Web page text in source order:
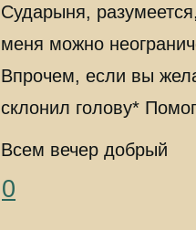
Сударыня,
меня можно
Впрочем, если вы
склонил голову*
Всем вечер добрый
0